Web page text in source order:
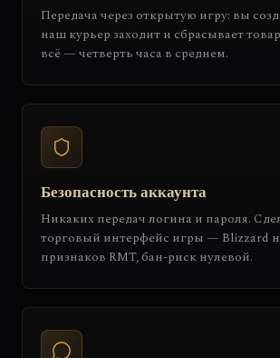
Передача через открытую игру: вы
наш курьер заходит и сбрасывает
всё — четверть часа в среднем.
Безопасность аккаунта
Никаких передач логина и пароля.
торговый интерфейс игры — Blizzard
признаков RMT, бан-риск нулевой.